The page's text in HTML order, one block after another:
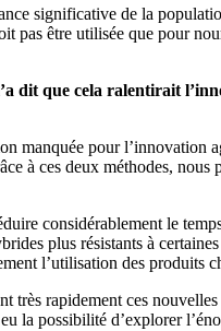
significative de la
pas être utilisée que pour
dit que cela ralentirait
manquée pour l’innovation
à ces deux méthodes,
considérablement le
plus résistants à
l’utilisation des produits
très rapidement ces
la possibilité d’explorer